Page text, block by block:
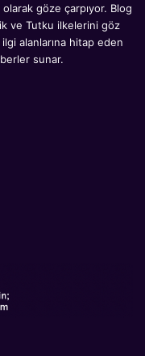
göze çarpıyor. Blog
ve Tutku ilkelerini göz
alanlarına hitap eden
sunar.